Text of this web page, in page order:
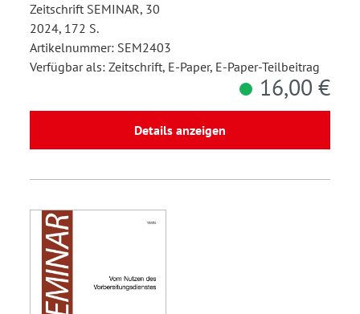
Zeitschrift SEMINAR, 30
2024, 172 S.
Artikelnummer: SEM2403
Verfügbar als: Zeitschrift, E-Paper, E-Paper-Teilbeitrag
16,00 €
Details anzeigen